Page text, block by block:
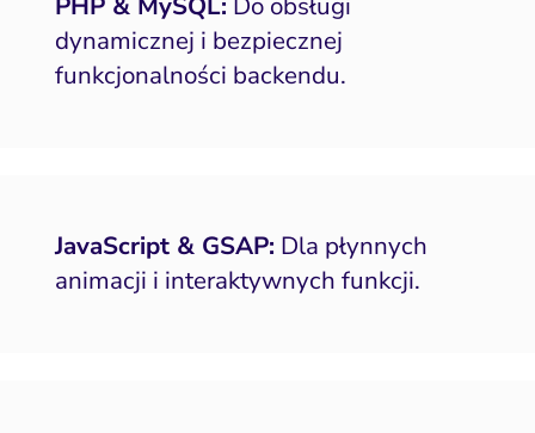
dynamicznej i bezpiecznej
funkcjonalności backendu.
JavaScript & GSAP: Dla płynnych
animacji i interaktywnych funkcji.